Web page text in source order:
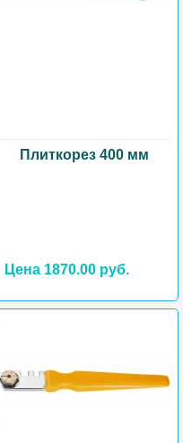
Плиткорез 400 мм
Цена 1870.00 руб.